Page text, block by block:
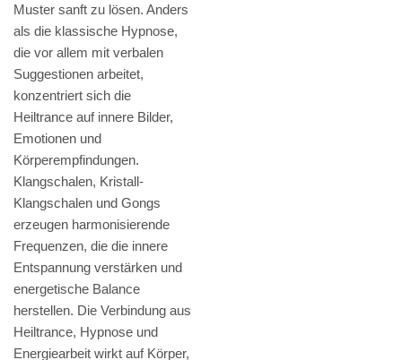
Muster sanft zu lösen. Anders
als die klassische Hypnose,
die vor allem mit verbalen
Suggestionen arbeitet,
konzentriert sich die
Heiltrance auf innere Bilder,
Emotionen und
Körperempfindungen.
Klangschalen, Kristall-
Klangschalen und Gongs
erzeugen harmonisierende
Frequenzen, die die innere
Entspannung verstärken und
energetische Balance
herstellen. Die Verbindung aus
Heiltrance, Hypnose und
Energiearbeit wirkt auf Körper,